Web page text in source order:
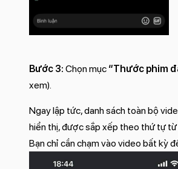
Bước 3: Chọn mục “Thước phim
xem).
Ngay lập tức, danh sách toàn bộ
hiển thị, được sắp xếp theo thứ tự từ
Bạn chỉ cần chạm vào video bất kỳ